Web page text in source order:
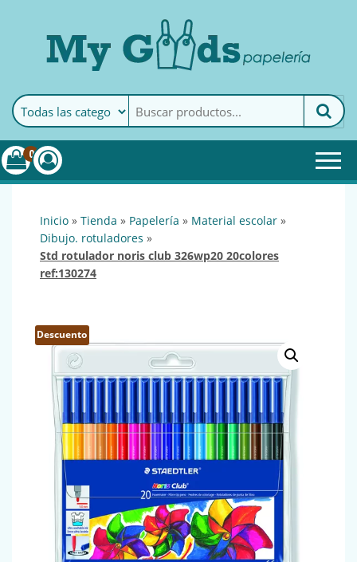
MyGoods · PapeleríaMy Goods es tu papelería
online de confianza. Podrás
encontrar todo lo necesario
0
inicio » tienda » papelería » material escolar »
dibujo. rotuladores »
std rotulador noris club 326wp20 20colores
ref:130274
Descuento